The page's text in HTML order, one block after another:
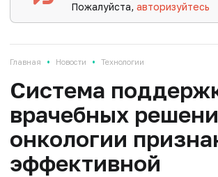
Пожалуйста,авторизуйтесь
Главная • Новости • Технологии
Система
врачебных
онкологии
эффективной